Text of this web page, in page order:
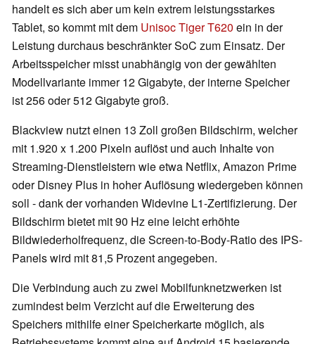
handelt es sich aber um kein extrem leistungsstarkes
Tablet, so kommt mit dem Unisoc Tiger T620 ein in der
Leistung durchaus beschränkter SoC zum Einsatz. Der
Arbeitsspeicher misst unabhängig von der gewählten
Modellvariante immer 12 Gigabyte, der interne Speicher
ist 256 oder 512 Gigabyte groß.
Blackview nutzt einen 13 Zoll großen Bildschirm, welcher
mit 1.920 x 1.200 Pixeln auflöst und auch Inhalte von
Streaming-Dienstleistern wie etwa Netflix, Amazon Prime
oder Disney Plus in hoher Auflösung wiedergeben können
soll - dank der vorhanden Widevine L1-Zertifizierung. Der
Bildschirm bietet mit 90 Hz eine leicht erhöhte
Bildwiederholfrequenz, die Screen-to-Body-Ratio des IPS-
Panels wird mit 81,5 Prozent angegeben.
Die Verbindung auch zu zwei Mobilfunknetzwerken ist
zumindest beim Verzicht auf die Erweiterung des
Speichers mithilfe einer Speicherkarte möglich, als